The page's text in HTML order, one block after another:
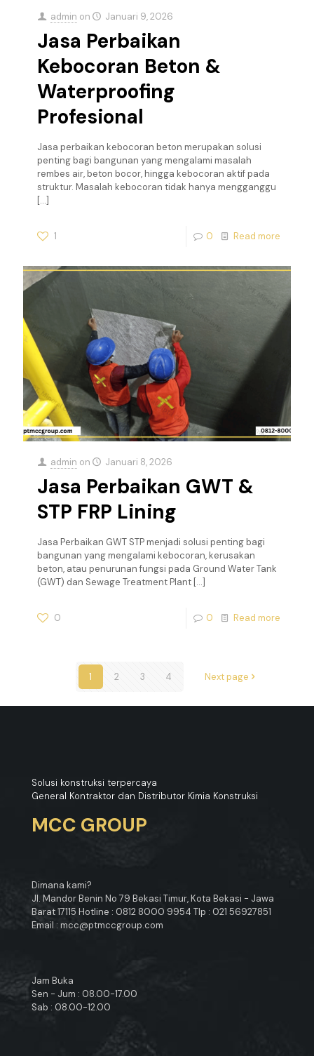
admin on Januari 9, 2026
Jasa Perbaikan
Kebocoran Beton &
Waterproofing
Profesional
Jasa perbaikan kebocoran beton merupakan solusi
penting bagi bangunan yang mengalami masalah
rembes air, beton bocor, hingga kebocoran aktif pada
struktur. Masalah kebocoran tidak hanya mengganggu
[…]
1 0 Read more
admin on Januari 8, 2026
Jasa Perbaikan GWT &
STP FRP Lining
Jasa Perbaikan GWT STP menjadi solusi penting bagi
bangunan yang mengalami kebocoran, kerusakan
beton, atau penurunan fungsi pada Ground Water Tank
(GWT) dan Sewage Treatment Plant […]
0 0 Read more
1 2 3 4 Next page
Solusi konstruksi terpercaya
General Kontraktor dan Distributor Kimia Konstruksi
MCC GROUP
Dimana kami?
Jl. Mandor Benin No 79 Bekasi Timur, Kota Bekasi - Jawa
Barat 17115 Hotline : 0812 8000 9954 Tlp : 021 56927851
Email : mcc@ptmccgroup.com
Jam Buka
Sen - Jum : 08.00-17.00
Sab : 08.00-12.00